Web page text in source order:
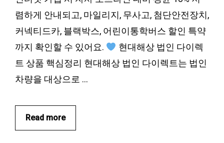
렴하게 안내되고, 마일리지, 무사고, 첨단안전장치,
커넥티드카, 블랙박스, 어린이통학버스 할인 특약
까지 확인할 수 있어요.
현대해상 법인 다이렉
트 상품 핵심정리 현대해상 법인 다이렉트는 법인
차량을 대상으로 …
Read more